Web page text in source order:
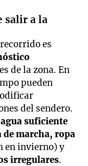
salir a la
es
de la zona. En
pueden
del sendero.
suficiente
marcha, ropa
en invierno) y
irregulares.